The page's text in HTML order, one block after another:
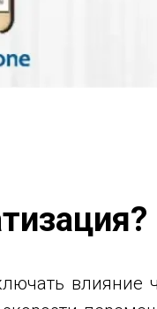
влияние